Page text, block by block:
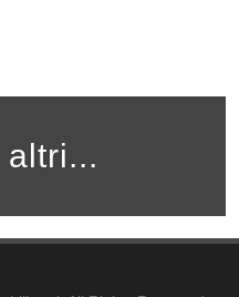
altri...